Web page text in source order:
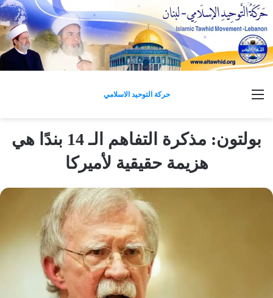
حركة التوحيد الاسلامي القائمة
بولتون: مذكرة التفاهم الـ 14 بندًا هي
هزيمة حقيقية لأميركا